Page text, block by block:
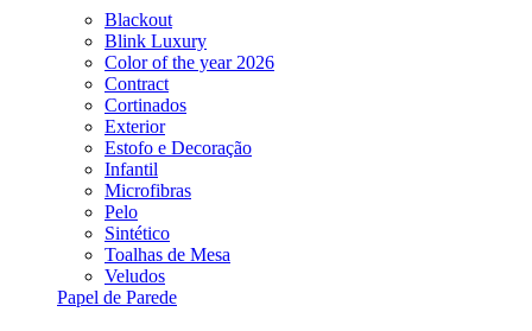
Blackout
Blink Luxury
Color of the year 2026
Contract
Cortinados
Exterior
Estofo e Decoração
Infantil
Microfibras
Pelo
Sintético
Toalhas de Mesa
Veludos
Papel de Parede